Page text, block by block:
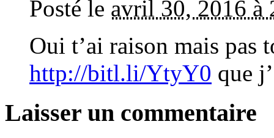
Posté le avril 30, 2016 à
Oui t’ai raison mais pas
http://bitl.li/YtyY0 que
Laisser un commentaire